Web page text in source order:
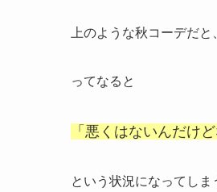
上のような秋コーデだ
ってなると
「悪くはないんだけ
という状況になってしま